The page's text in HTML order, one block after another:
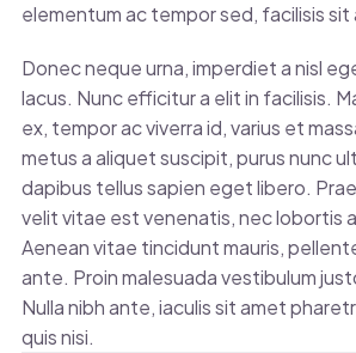
elementum ac tempor sed, facilisis sit
Donec neque urna, imperdiet a nisl
lacus. Nunc efficitur a elit in facilisis.
ex, tempor ac viverra id, varius et
metus a aliquet suscipit, purus nunc
dapibus tellus sapien eget libero.
velit vitae est venenatis, nec lobortis
Aenean vitae tincidunt mauris,
ante. Proin malesuada vestibulum
Nulla nibh ante, iaculis sit amet
quis nisi.